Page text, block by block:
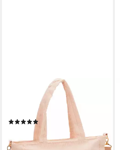
Wickeltasche Cord, inklusive
Thermotasche
ab 44,10 € 49,90 €
-12%